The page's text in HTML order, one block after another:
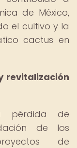
de México,
el cultivo y la
cactus en
revitalización
pérdida de
de los
de